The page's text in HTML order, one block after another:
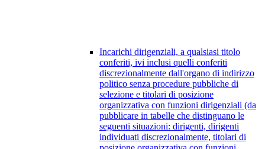
Incarichi dirigenziali, a qualsiasi titolo
conferiti, ivi inclusi quelli conferiti
discrezionalmente dall'organo di indirizzo
politico senza procedure pubbliche di
selezione e titolari di posizione
organizzativa con funzioni dirigenziali (da
pubblicare in tabelle che distinguano le
seguenti situazioni: dirigenti, dirigenti
individuati discrezionalmente, titolari di